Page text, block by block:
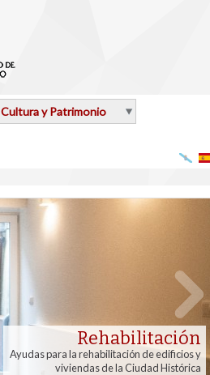
Cultura y Patrimonio
Rehabilitación
Ayudas para la rehabilitación de edificios y
viviendas de la Ciudad Histórica